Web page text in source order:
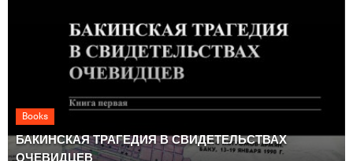
Books
БАКИНСКАЯ ТРАГЕДИЯ В СВИДЕТЕЛЬСТВАХ
ОЧЕВИДЦЕВ